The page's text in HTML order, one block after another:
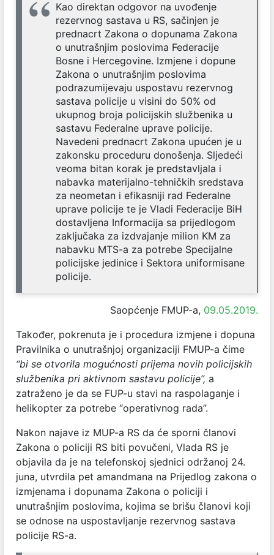
Kao direktan odgovor na uvođenje
rezervnog sastava u RS, sačinjen je
prednacrt Zakona o dopunama Zakona
o unutrašnjim poslovima Federacije
Bosne i Hercegovine. Izmjene i dopune
Zakona o unutrašnjim poslovima
podrazumijevaju uspostavu rezervnog
sastava policije u visini do 50% od
ukupnog broja policijskih službenika u
sastavu Federalne uprave policije.
Navedeni prednacrt Zakona upućen je u
zakonsku proceduru donošenja. Sljedeći
veoma bitan korak je predstavljala i
nabavka materijalno-tehničkih sredstava
za neometan i efikasniji rad Federalne
uprave policije te je Vladi Federacije BiH
dostavljena Informacija sa prijedlogom
zaključaka za izdvajanje milion KM za
nabavku MTS-a za potrebe Specijalne
policijske jedinice i Sektora uniformisane
policije.
Saopćenje FMUP-a, 09.05.2019.
Također, pokrenuta je i procedura izmjene i dopuna
Pravilnika o unutrašnjoj organizaciji FMUP-a čime
“bi se otvorila mogućnosti prijema novih policijskih
službenika pri aktivnom sastavu policije”, a
zatraženo je da se FUP-u stavi na raspolaganje i
helikopter za potrebe “operativnog rada”.
Nakon najave iz MUP-a RS da će sporni članovi
Zakona o policiji RS biti povučeni, Vlada RS je
objavila da je na telefonskoj sjednici održanoj 24.
juna, utvrdila pet amandmana na Prijedlog zakona o
izmjenama i dopunama Zakona o policiji i
unutrašnjim poslovima, kojima se brišu članovi koji
se odnose na uspostavljanje rezervnog sastava
policije RS-a.